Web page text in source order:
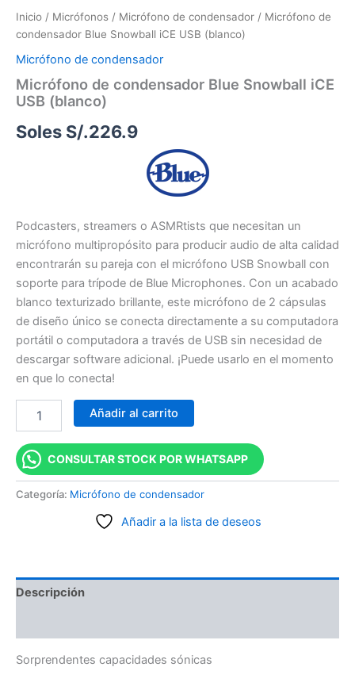
Inicio / Micrófonos / Micrófono de condensador / Micrófono de
condensador Blue Snowball iCE USB (blanco)
Micrófono de condensador
Micrófono de condensador Blue Snowball iCE
USB (blanco)
Soles S/.226.9
Podcasters, streamers o ASMRtists que necesitan un
micrófono multipropósito para producir audio de alta calidad
encontrarán su pareja con el micrófono USB Snowball con
soporte para trípode de Blue Microphones. Con un acabado
blanco texturizado brillante, este micrófono de 2 cápsulas
de diseño único se conecta directamente a su computadora
portátil o computadora a través de USB sin necesidad de
descargar software adicional. ¡Puede usarlo en el momento
en que lo conecta!
Añadir al carrito
CONSULTAR STOCK POR WHATSAPP
Categoría: Micrófono de condensador
Añadir a la lista de deseos
Descripción
Sorprendentes capacidades sónicas